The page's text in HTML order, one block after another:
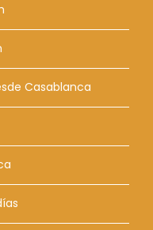
Casablanca